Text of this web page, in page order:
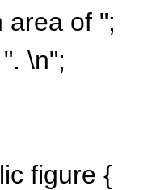
area of ";
\n";
figure {